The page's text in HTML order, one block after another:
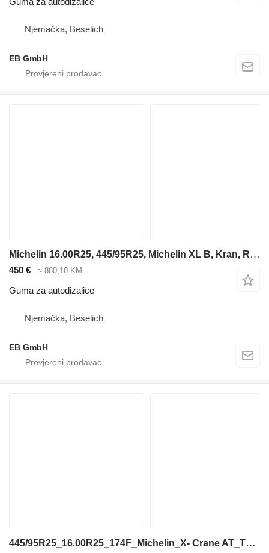
Njemačka, Beselich
EB GmbH
Michelin 16.00R25, 445/95R25, Michelin XL B, Kran, Reifen, Autokran
450 € ≈ 880,10 KM
Guma za autodizalice
Njemačka, Beselich
EB GmbH
445/95R25_16.00R25_174F_Michelin_X- Crane AT_TL_MPT_Kranreifen